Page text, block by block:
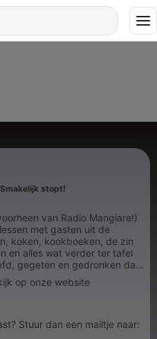
stopt!
van Radio Mangiare!)
met gasten uit de
koken, kookboeken, de zin
en alles wat verder ter tafel
gegeten en gedronken dat
op onze website
Stuur dan een mailtje naar: